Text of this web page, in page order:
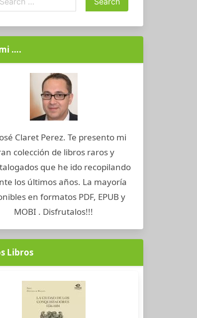
….
Claret Perez. Te presento mi
colección de libros raros y
que he ido recopilando
los últimos años. La mayoría
en formatos PDF, EPUB y
MOBI . Disfrutalos!!!
Libros